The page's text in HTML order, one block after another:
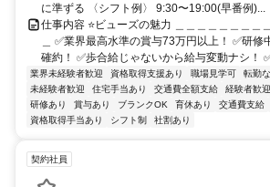
に準ずる 〈シフト例〉 9:30〜19:00(早番例)...
仕事内容 ⭐ビューズの魅力 ＿＿＿＿＿＿＿＿
＿ ✅業界最高水準の賞与73万円以上！ ✅研
確約！ ✅歩合給じゃないから給与変動ナシ！
業界未経験者歓迎 資格取得支援あり 職場見学可 転勤
未経験者歓迎
住宅手当あり 交通費全額支給 経験者歓迎
研修あり
賞与あり ブランクOK 育休あり 交通費支給
資格取得手当あり
シフト制 社割あり
契約社員